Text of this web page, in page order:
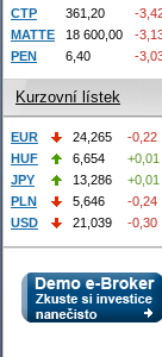
CTP
361,20
-
MATTE
18 600,00
-
PEN
6,40 -
Kurzovní lístek
EUR 24,265
-0,22
HUF
6,654
+0,01
JPY
13,286
+0,01
PLN
5,646
-0,24
USD
21,039 -0,30